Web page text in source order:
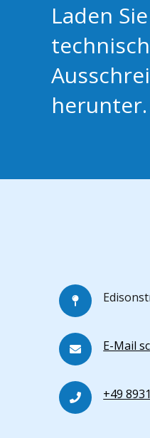
Laden
herunter.
E-Mail
+49